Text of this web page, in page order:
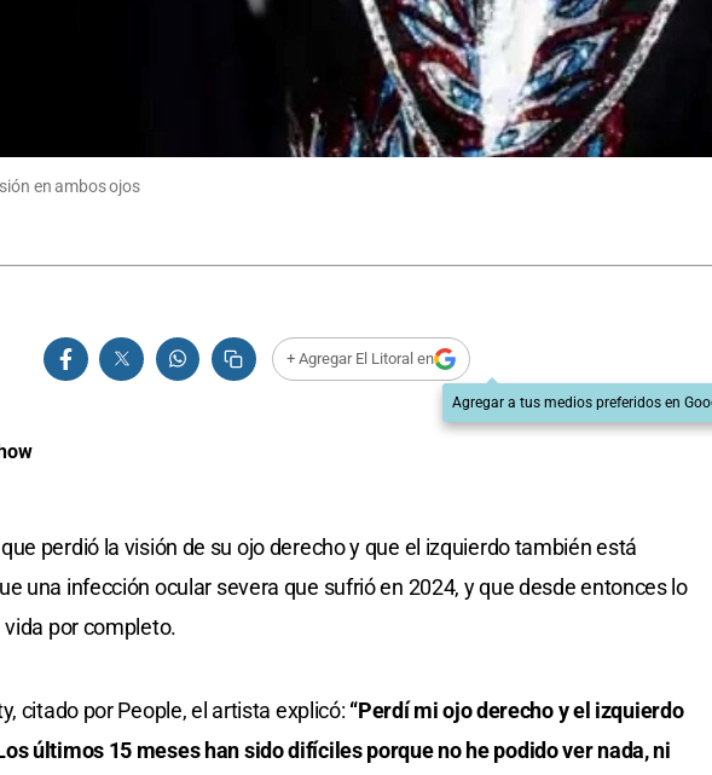
en ambos ojos
+ Agregar El Litoral en
Agregar a tus medios preferidos en
perdió la visión de su ojo derecho y que el izquierdo también está
una infección ocular severa que sufrió en 2024, y que desde entonces lo
por completo.
citado por People, el artista explicó: “Perdí mi ojo derecho y el izquierdo
últimos 15 meses han sido difíciles porque no he podido ver nada, ni